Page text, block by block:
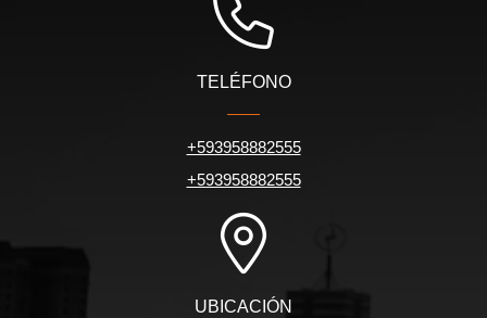
TELÉFONO
+593958882555
+593958882555
UBICACIÓN